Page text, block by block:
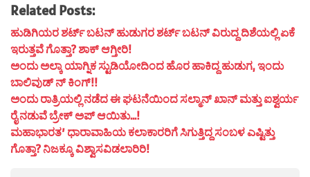
Related Posts:
ಹುಡಿಗಿಯರ ಶರ್ಟ್ ಬಟನ್ ಹುಡುಗರ ಶರ್ಟ್ ಬಟನ್ ವಿರುದ್ದ ದಿಶೆಯಲ್ಲಿ ಏಕೆ
ಇರುತ್ತವೆ ಗೊತ್ತಾ? ಶಾಕ್ ಆಗ್ತೀರಿ!
ಅಂದು ಅಲ್ಕಾ ಯಾಗ್ನಿಕ ಸ್ಟುಡಿಯೋದಿಂದ ಹೊರ ಹಾಕಿದ್ದ ಹುಡುಗ, ಇಂದು
ಬಾಲಿವುಡ್ ನ್ ಕಿಂಗ್!!
ಅಂದು ರಾತ್ರಿಯಲ್ಲಿ ನಡೆದ ಈ ಘಟನೆಯಿಂದ ಸಲ್ಮಾನ್ ಖಾನ್ ಮತ್ತು ಐಶ್ವರ್ಯ
ರೈ ನಡುವೆ ಬ್ರೇಕ್ ಅಪ್ ಆಯಿತು…!
ಮಹಾಭಾರತ’ ಧಾರಾವಾಹಿಯ ಕಲಾಕಾರರಿಗೆ ಸಿಗುತ್ತಿದ್ದ ಸಂಬಳ ಎಷ್ಟಿತ್ತು
ಗೊತ್ತಾ? ನಿಜಕ್ಕೂ ವಿಶ್ವಾಸವಿಡಲಾರಿರಿ!